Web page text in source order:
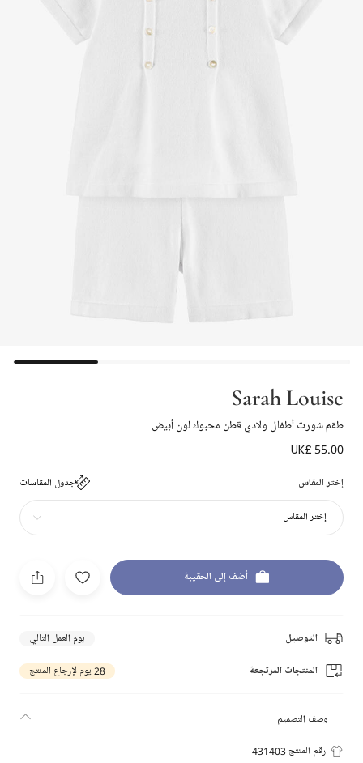
Sarah Louise
طقم شورت أطفال ولادي قطن محبوك لون أبيض
UK£ 55.00
إختر المقاس جدول المقاسات
إختر المقاس
أضف إلى الحقيبة
التوصيل يوم العمل التالي
المنتجات المرتجعة 28 يوم لإرجاع المنتج
وصف التصميم
رقم المنتج 431403